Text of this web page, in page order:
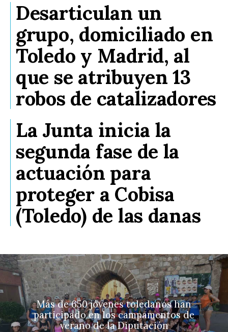
Desarticulan un
grupo, domiciliado en
Toledo y Madrid, al
que se atribuyen 13
robos de catalizadores
La Junta inicia la
segunda fase de la
actuación para
proteger a Cobisa
(Toledo) de las danas
Más de 650 jóvenes toledanos han
participado en los campamentos de
verano de la Diputación